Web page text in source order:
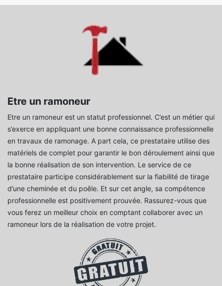
Etre un ramoneur
Etre un ramoneur est un statut professionnel. C’est un métier qui
s’exerce en appliquant une bonne connaissance professionnelle
en travaux de ramonage. A part cela, ce prestataire utilise des
matériels de complet pour garantir le bon déroulement ainsi que
la bonne réalisation de son intervention. Le service de ce
prestataire participe considérablement sur la fiabilité de tirage
d’une cheminée et du poêle. Et sur cet angle, sa compétence
professionnelle est positivement prouvée. Rassurez-vous que
vous ferez un meilleur choix en comptant collaborer avec un
ramoneur lors de la réalisation de votre projet.